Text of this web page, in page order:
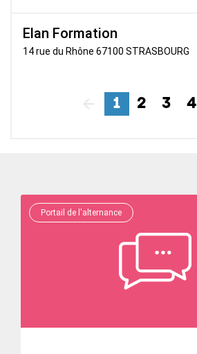
Elan Formation
14 rue du Rhône 67100 STRASBOURG
Précédent
1 2 3 4
Portail de l'alternance